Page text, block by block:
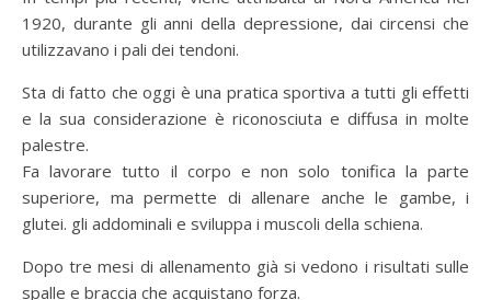
1920, durante gli anni della depressione, dai circensi che
utilizzavano i pali dei tendoni.
Sta di fatto che oggi è una pratica sportiva a tutti gli effetti
e la sua considerazione è riconosciuta e diffusa in molte
palestre.
Fa lavorare tutto il corpo e non solo tonifica la parte
superiore, ma permette di allenare anche le gambe, i
glutei. gli addominali e sviluppa i muscoli della schiena.
Dopo tre mesi di allenamento già si vedono i risultati sulle
spalle e braccia che acquistano forza.